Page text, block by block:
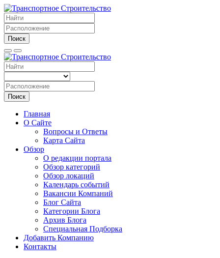
Поиск
Поиск
Главная
О Сайте
Вопросы и Ответы
Карта Сайта
Обзор
О редакции портала
Обзор категорий
Обзор локаций
Календарь событий
Вакансии Компаний
Блог Сайта
Категории Блога
Архив Блога
Специальная Подборка
Добавить Компанию
Контакты